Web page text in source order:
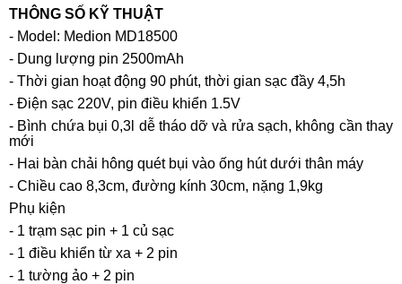
THÔNG SỐ KỸ THUẬT
- Model: Medion MD18500
- Dung lượng pin 2500mAh
- Thời gian hoạt động 90 phút, thời gian sạc đầy 4,5h
- Điện sạc 220V, pin điều khiển 1.5V
- Bình chứa bụi 0,3l dễ tháo dỡ và rửa sạch, không cần thay
mới
- Hai bàn chải hông quét bụi vào ống hút dưới thân máy
- Chiều cao 8,3cm, đường kính 30cm, nặng 1,9kg
Phụ kiện
- 1 trạm sạc pin + 1 củ sạc
- 1 điều khiển từ xa + 2 pin
- 1 tường ảo + 2 pin